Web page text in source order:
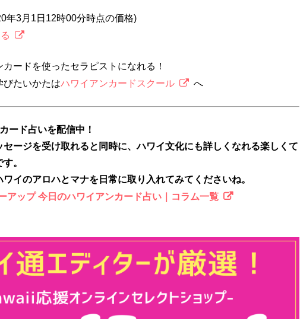
年3月1日12時00分時点の価格)
カードを使ったセラピストになれる！
びたいかたはハワイアンカードスクール へ
ード占いを配信中！
ージを受け取れると同時に、ハワイ文化にも詳しくなれる楽しくて
。
イのアロハとマナを日常に取り入れてみてくださいね。
アップ 今日のハワイアンカード占い｜コラム一覧